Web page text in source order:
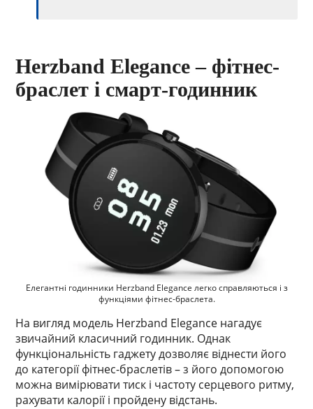
Herzband Elegance – фітнес-
браслет і смарт-годинник
Елегантні годинники Herzband Elegance легко справляються і з
функціями фітнес-браслета.
На вигляд модель Herzband Elegance нагадує
звичайний класичний годинник. Однак
функціональність гаджету дозволяє віднести його
до категорії фітнес-браслетів – з його допомогою
можна вимірювати тиск і частоту серцевого ритму,
рахувати калорії і пройдену відстань.